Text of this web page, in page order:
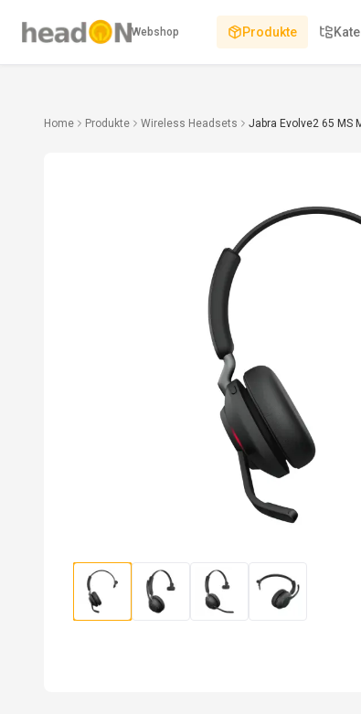
Webshop Produkte
Home Produkte Wireless Headsets Jabra Evolve2 65 MS